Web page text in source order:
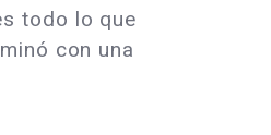
todo lo que
con una